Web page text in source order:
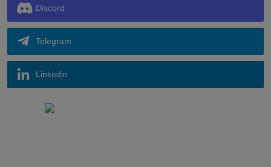
Discord
Telegram
Linkedin